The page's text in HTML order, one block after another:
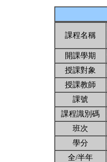
課程名稱
開課學期
授課對象
授課教師
課號
課程識別碼
班次
學分
全/半年